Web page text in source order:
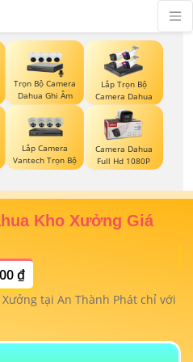
Trọn Bộ Camera
Dahua Ghi Âm
Lắp Trọn Bộ
Camera Dahua
Lắp Camera
Vantech Trọn Bộ
Camera Dahua
Full Hd 1080P
Kho Xưởng Giá
₫
tại An Thành Phát chỉ với